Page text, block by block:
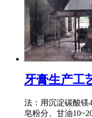
牙膏生产工
法：用沉淀碳酸镁
皂粉分、甘油